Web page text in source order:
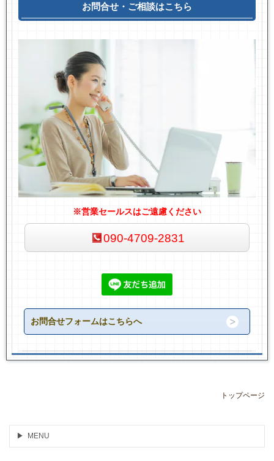
お問合せ・ご相談はこちら
※営業セールスはご遠慮ください
090-4709-2831
お問合せフォームはこちらへ
トップページ
MENU